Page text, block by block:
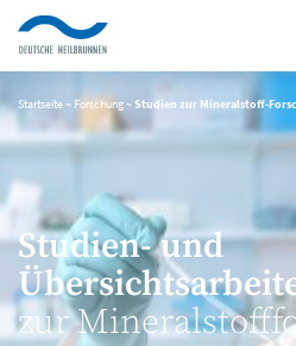
Startseite~ Forschung~ Studien zur Mineralstoff-
Studien- und
zur